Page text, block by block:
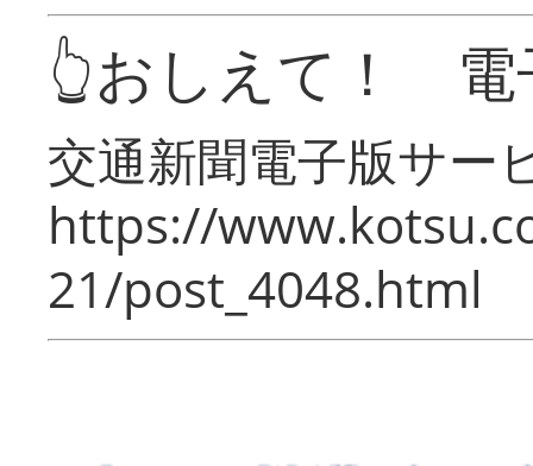
👆おしえて！ 電
交通新聞電子版サー
https://
21/post_4048.html